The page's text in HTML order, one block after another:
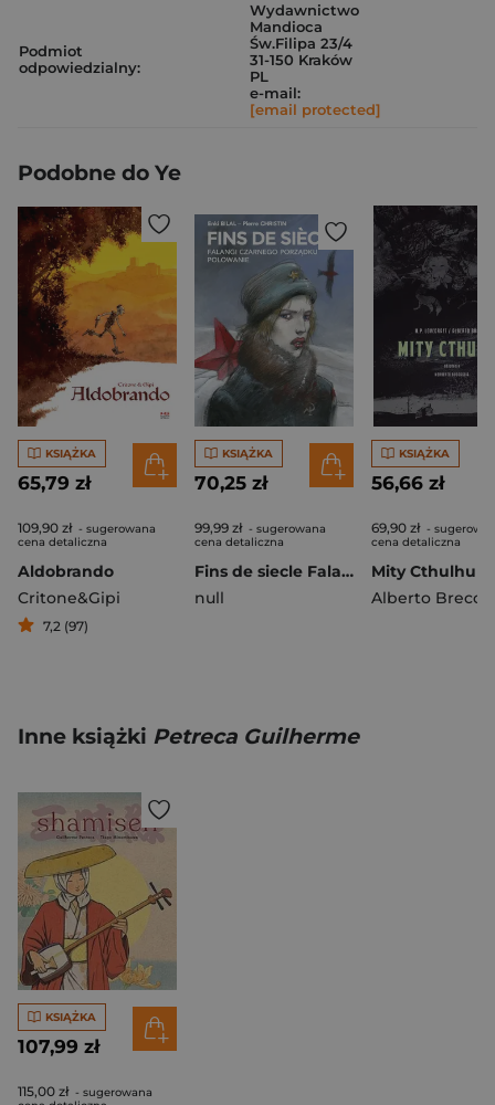
Podmiot
odpowiedzialny:
Wydawnictwo
Mandioca
Św.Filipa 23/4
31-150 Kraków
PL
e-mail:
[email protected]
Podobne do Ye
KSIĄŻKA
65,79 zł
109,90 zł - sugerowana
cena detaliczna
Aldobrando
Critone&Gipi
7,2 (97)
KSIĄŻKA
70,25 zł
99,99 zł - sugerowana
cena detaliczna
Fins de siecle Falangi Czarnego Porządku, Polowanie
null
KSIĄŻKA
56,66 zł
69,90 zł -
cena detaliczna
Mity Cthulhu
Alberto Breccia
Inne książki Petreca Guilherme
KSIĄŻKA
107,99 zł
115,00 zł - sugerowana